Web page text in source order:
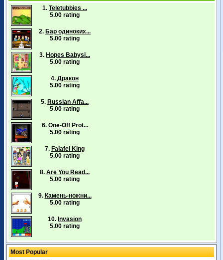
1. Teletubbies ...
5.00 rating
2. Бар одиноких...
5.00 rating
3. Hopes Babysi...
5.00 rating
4. Дракон
5.00 rating
5. Russian Affa...
5.00 rating
6. One-Off Prot...
5.00 rating
7. Falafel King
5.00 rating
8. Are You Read...
5.00 rating
9. Камень-ножни...
5.00 rating
10. Invasion
5.00 rating
Most Popular